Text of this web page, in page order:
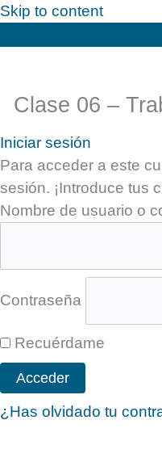
Skip to content
Clase 06 –
Iniciar sesión
Para acceder a este
sesión. ¡Introduce tus
Nombre de usuario o
Contraseña
Recuérdame
¿Has olvidado tu